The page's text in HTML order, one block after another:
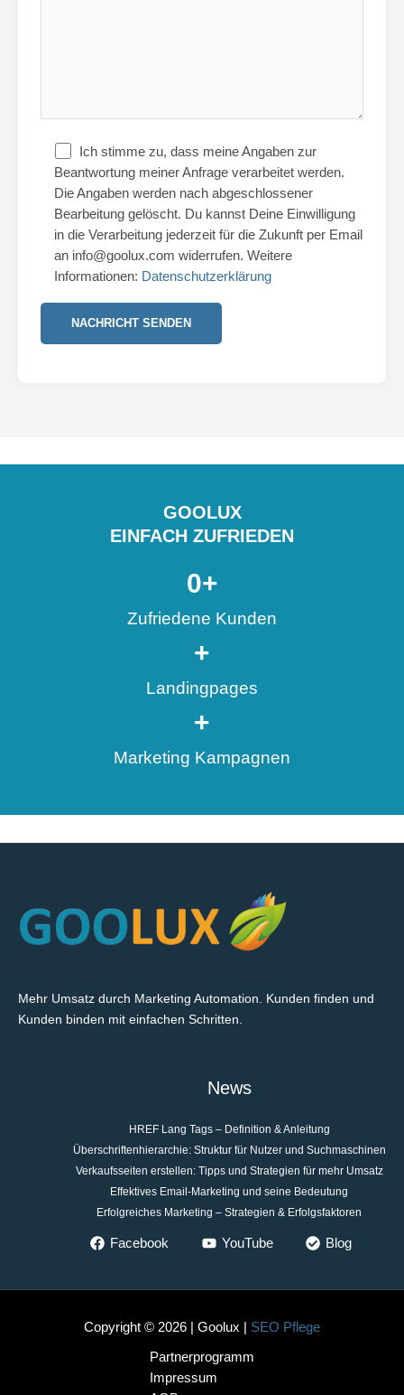
Ich stimme zu, dass meine Angaben zur
Beantwortung meiner Anfrage verarbeitet werden.
Die Angaben werden nach abgeschlossener
Bearbeitung gelöscht. Du kannst Deine Einwilligung
in die Verarbeitung jederzeit für die Zukunft per Email
an info@goolux.com widerrufen. Weitere
Informationen: Datenschutzerklärung
GOOLUX
EINFACH ZUFRIEDEN
Zufriedene Kunden
0+
Landingpages
+
Marketing Kampagnen
+
Mehr Umsatz durch Marketing Automation. Kunden finden und
Kunden binden mit einfachen Schritten.
News
HREF Lang Tags – Definition & Anleitung
Überschriftenhierarchie: Struktur für Nutzer und Suchmaschinen
Verkaufsseiten erstellen: Tipps und Strategien für mehr Umsatz
Effektives Email-Marketing und seine Bedeutung
Erfolgreiches Marketing – Strategien & Erfolgsfaktoren
Facebook YouTube Blog
Copyright © 2026 | Goolux | SEO Pflege
Partnerprogramm
Impressum